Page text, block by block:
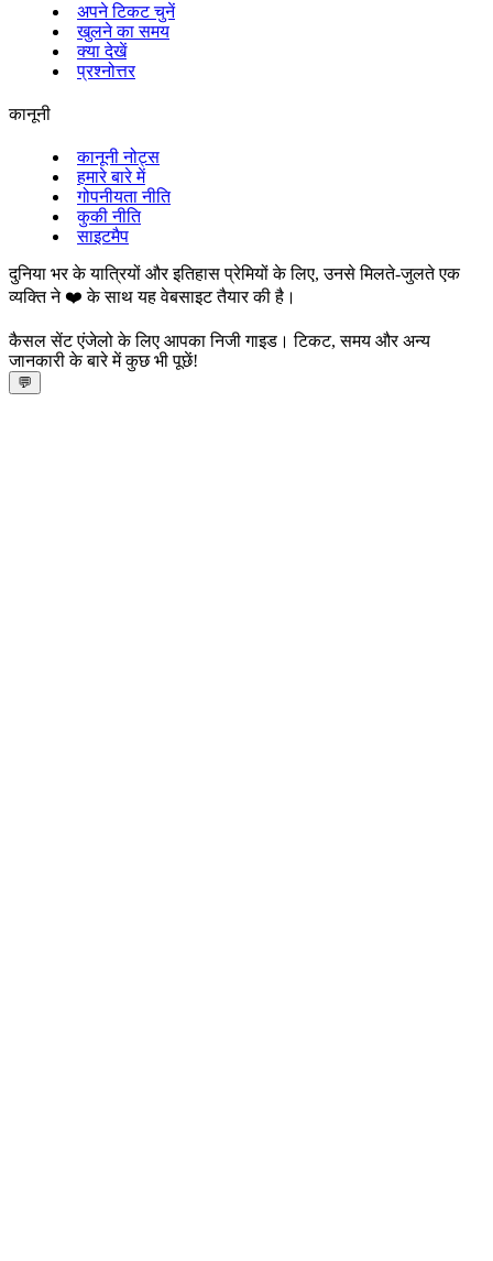
अपने टिकट चुनें
खुलने का समय
क्या देखें
प्रश्नोत्तर
कानूनी
कानूनी नोट्स
हमारे बारे में
गोपनीयता नीति
कुकी नीति
साइटमैप
दुनिया भर के यात्रियों और इतिहास प्रेमियों के लिए, उनसे मिलते-जुलते एक
व्यक्ति ने ❤️ के साथ यह वेबसाइट तैयार की है।
कैसल सेंट एंजेलो के लिए आपका निजी गाइड। टिकट, समय और अन्य
जानकारी के बारे में कुछ भी पूछें!
💬